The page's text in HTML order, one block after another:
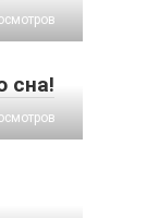
сна!